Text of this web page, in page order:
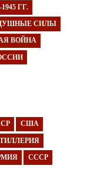
ГГ.
СИЛЫ
ВОЙНА
США
СССР